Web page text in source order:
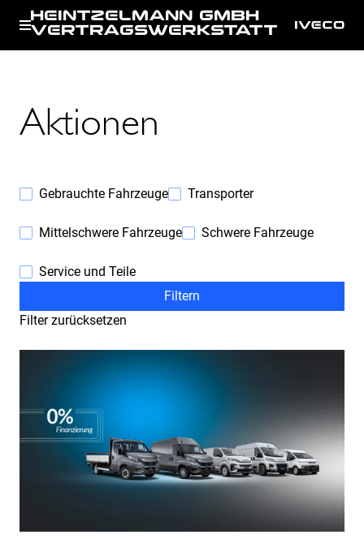
HEINTZELMANN GMBH
VERTRAGSWERKSTATT
Aktionen
Gebrauchte Fahrzeuge Transporter
Mittelschwere Fahrzeuge Schwere Fahrzeuge
Service und Teile
Filtern
Filter zurücksetzen